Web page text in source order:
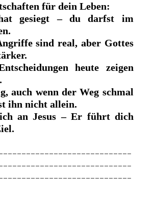
für dein Leben:
gesiegt – du darfst im
sind real, aber Gottes
heute zeigen
auch wenn der Weg schmal
ihn nicht allein.
an Jesus – Er führt dich